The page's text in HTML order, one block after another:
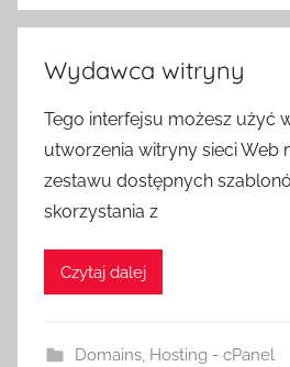
Wydawca witryny
Tego interfejsu możesz użyć
utworzenia witryny sieci Web
zestawu dostępnych
skorzystania z
Czytaj dalej
Domains, Hosting - cPanel